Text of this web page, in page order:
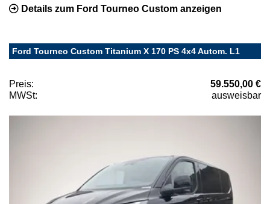
Details zum Ford Tourneo Custom anzeigen
Ford Tourneo Custom Titanium X 170 PS 4x4 Autom. L1
Preis:
59.550,00 €
MWSt:
ausweisbar